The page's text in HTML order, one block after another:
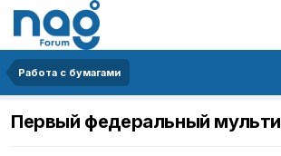
Работа с бумагами
Первый федеральный